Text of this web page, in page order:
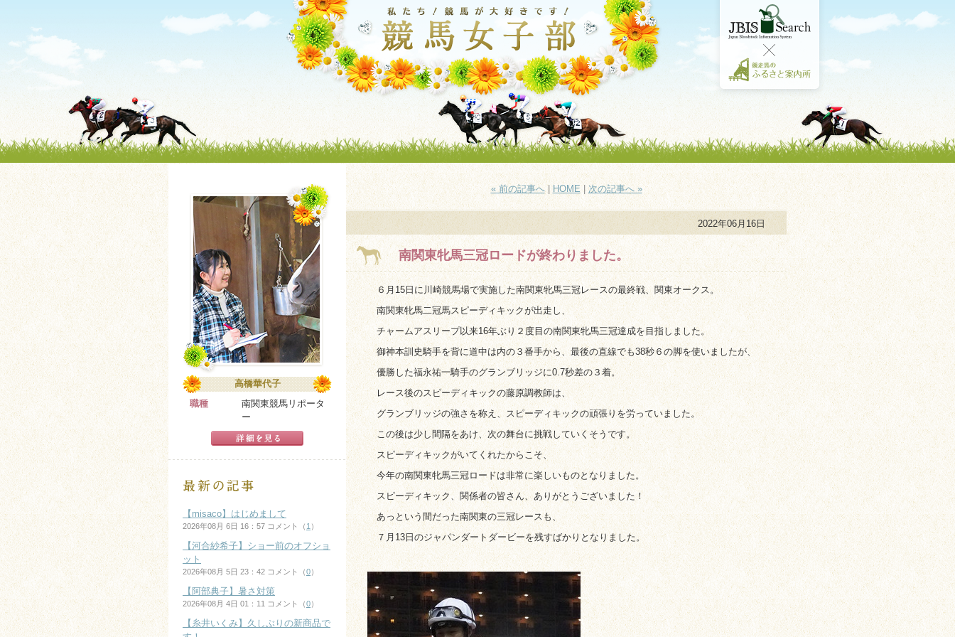
« 前の記事へ| HOME| 次の記事へ »
2022年06月16日
南関東牝馬三冠ロードが終わりました。
６月15日に川崎競馬場で実施した南関東牝馬三冠レースの最終戦、関東オークス。
南関東牝馬二冠馬スピーディキックが出走し、
チャームアスリープ以来16年ぶり２度目の南関東牝馬三冠達成を目指しました。
御神本訓史騎手を背に道中は内の３番手から、最後の直線でも38秒６の脚を使いましたが、
優勝した福永祐一騎手のグランブリッジに0.7秒差の３着。
レース後のスピーディキックの藤原調教師は、
グランブリッジの強さを称え、スピーディキックの頑張りを労っていました。
この後は少し間隔をあけ、次の舞台に挑戦していくそうです。
スピーディキックがいてくれたからこそ、
今年の南関東牝馬三冠ロードは非常に楽しいものとなりました。
スピーディキック、関係者の皆さん、ありがとうございました！
あっという間だった南関東の三冠レースも、
７月13日のジャパンダートダービーを残すばかりとなりました。
高橋華代子
職種
南関東競馬リポータ
ー
【misaco】はじめまして
2026年08月 6日 16：57 コメント（ 1 ）
【河合紗希子】ショー前のオフショ
ット
2026年08月 5日 23：42 コメント（0）
【阿部典子】暑さ対策
2026年08月 4日 01：11 コメント（0）
【糸井いくみ】久しぶりの新商品で